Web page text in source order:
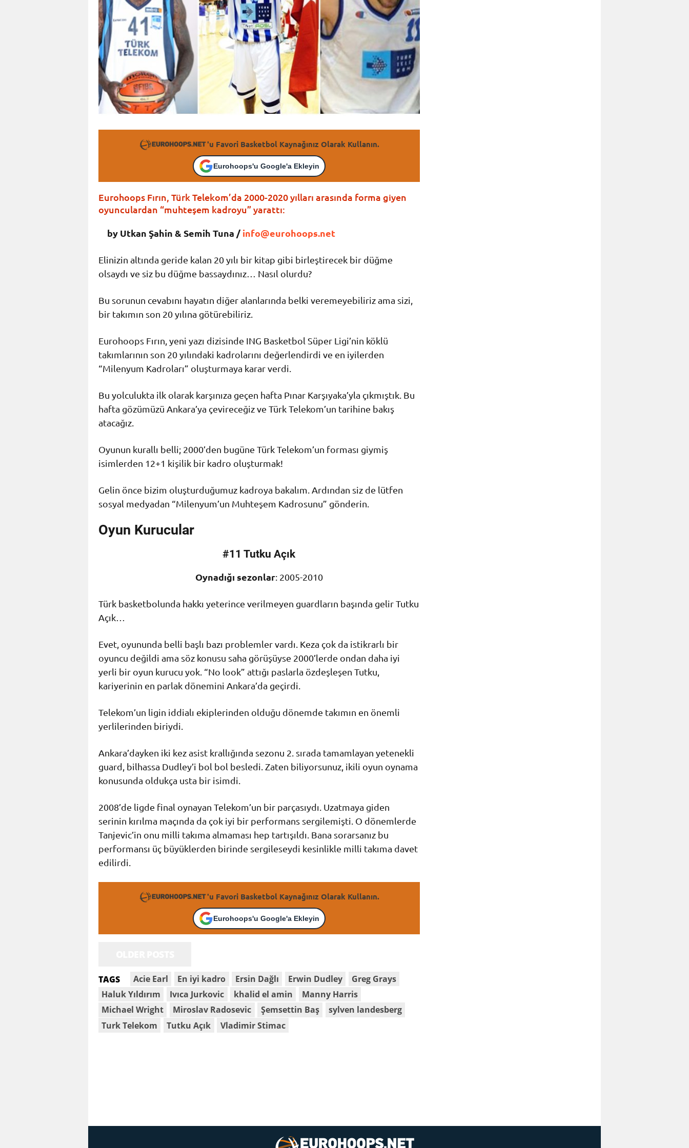
'u Favori Basketbol Kaynağınız Olarak Kullanın.
Eurohoops'u Google'a Ekleyin
Eurohoops Fırın, Türk Telekom’da 2000-2020 yılları arasında forma giyen
oyunculardan “muhteşem kadroyu” yarattı:
by Utkan Şahin & Semih Tuna /info@eurohoops.net
Elinizin altında geride kalan 20 yılı bir kitap gibi birleştirecek bir düğme
olsaydı ve siz bu düğme bassaydınız… Nasıl olurdu?
Bu sorunun cevabını hayatın diğer alanlarında belki veremeyebiliriz ama sizi,
bir takımın son 20 yılına götürebiliriz.
Eurohoops Fırın, yeni yazı dizisinde ING Basketbol Süper Ligi’nin köklü
takımlarının son 20 yılındaki kadrolarını değerlendirdi ve en iyilerden
“Milenyum Kadroları” oluşturmaya karar verdi.
Bu yolculukta ilk olarak karşınıza geçen hafta Pınar Karşıyaka’yla çıkmıştık. Bu
hafta gözümüzü Ankara’ya çevireceğiz ve Türk Telekom’un tarihine bakış
atacağız.
Oyunun kurallı belli; 2000’den bugüne Türk Telekom’un forması giymiş
isimlerden 12+1 kişilik bir kadro oluşturmak!
Gelin önce bizim oluşturduğumuz kadroya bakalım. Ardından siz de lütfen
sosyal medyadan “Milenyum’un Muhteşem Kadrosunu” gönderin.
Oyun Kurucular
#11 Tutku Açık
Oynadığı sezonlar: 2005-2010
Türk basketbolunda hakkı yeterince verilmeyen guardların başında gelir Tutku
Açık…
Evet, oyununda belli başlı bazı problemler vardı. Keza çok da istikrarlı bir
oyuncu değildi ama söz konusu saha görüşüyse 2000’lerde ondan daha iyi
yerli bir oyun kurucu yok. “No look” attığı paslarla özdeşleşen Tutku,
kariyerinin en parlak dönemini Ankara’da geçirdi.
Telekom’un ligin iddialı ekiplerinden olduğu dönemde takımın en önemli
yerlilerinden biriydi.
Ankara’dayken iki kez asist krallığında sezonu 2. sırada tamamlayan yetenekli
guard, bilhassa Dudley’i bol bol besledi. Zaten biliyorsunuz, ikili oyun oynama
konusunda oldukça usta bir isimdi.
2008’de ligde final oynayan Telekom’un bir parçasıydı. Uzatmaya giden
serinin kırılma maçında da çok iyi bir performans sergilemişti. O dönemlerde
Tanjevic’in onu milli takıma almaması hep tartışıldı. Bana sorarsanız bu
performansı üç büyüklerden birinde sergileseydi kesinlikle milli takıma davet
edilirdi.
'u Favori Basketbol Kaynağınız Olarak Kullanın.
Eurohoops'u Google'a Ekleyin
TAGS Acie Earl En iyi kadro Ersin Dağlı Erwin Dudley
Greg Grays
Haluk Yıldırım
Ivıca Jurkovic khalid el amin
Manny Harris
Michael Wright
Miroslav Radosevic Şemsettin Baş
sylven landesberg
Turk Telekom
Tutku Açık Vladimir Stimac